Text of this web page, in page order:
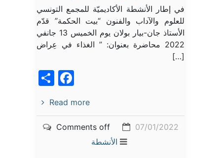
في إطار الأنشطة الأكاديميّة للمجمع التونسي
للعلوم والآداب والفنون “بيت الحكمة” قدّم
الأستاذ جان-بيار بولان يوم الخميس 13 جانفي
2022 محاضرة بعنوان: ” الغذاء في عِراض
[…]
Read more
07/01/2022
Comments off
الأنشطة